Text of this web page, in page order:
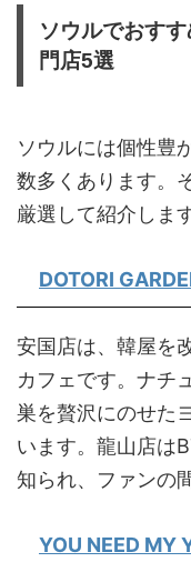
ソウルでおす
門店5選
ソウルには個性豊
数多くあります。
厳選して紹介します
DOTORI
安国店は、韓屋を
カフェです。ナチ
巣を贅沢にのせた
います。龍山店は
知られ、ファンの
YOU NEED MY